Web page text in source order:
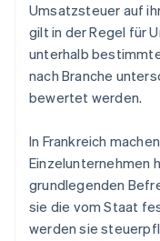
Umsatzsteuer auf
gilt in der Regel für
unterhalb
nach Branche
bewertet werden.
In Frankreich machen
Einzelunternehmen
grundlegenden
sie die vom Staat
werden sie